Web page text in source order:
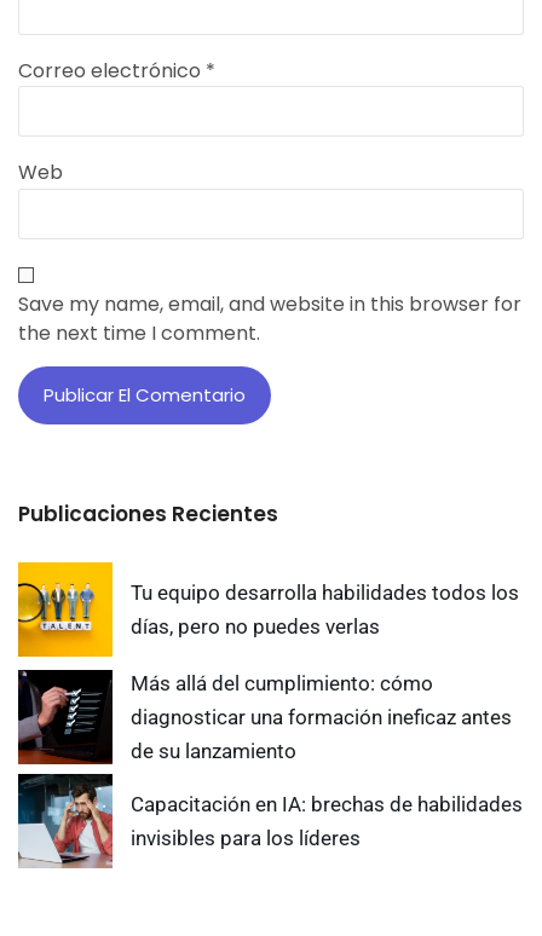
Correo electrónico *
Web
Save my name, email, and website in this browser for
the next time I comment.
Publicaciones Recientes
Tu equipo desarrolla habilidades todos los
días, pero no puedes verlas
Más allá del cumplimiento: cómo
diagnosticar una formación ineficaz antes
de su lanzamiento
Capacitación en IA: brechas de habilidades
invisibles para los líderes